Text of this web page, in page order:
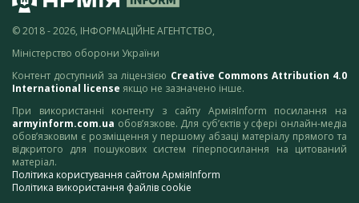
© 2018 - 2026, ІНФОРМАЦІЙНЕ АГЕНТСТВО,
Міністерство оборони України
Контент доступний за ліцензією Creative Commons Attribution 4.0
International license якщо не зазначено інше.
При використанні контенту з сайту АрміяInform посилання на
armyinform.com.ua обов’язкове. Для суб’єктів у сфері онлайн-медіа
обов’язковим є розміщення у першому абзаці матеріалу прямого та
відкритого для пошукових систем гіперпосилання на цитований
матеріал.
Політика користування сайтом АрміяInform
Політика використання файлів cookie